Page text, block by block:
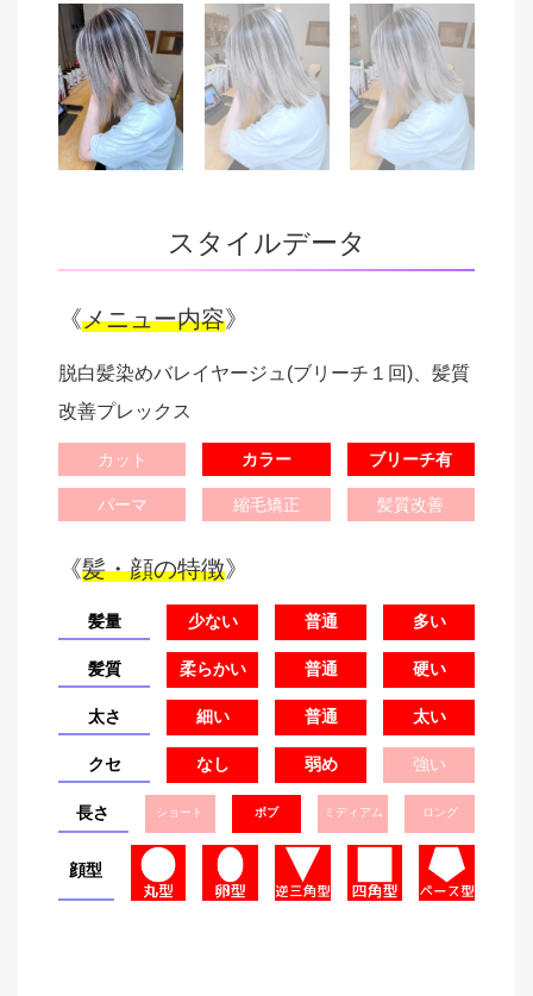
スタイルデータ
《メニュー内容》
脱白髪染めバレイヤージュ(ブリーチ１回)、髪質
改善プレックス
カット カラー ブリーチ有
パーマ 縮毛矯正 髪質改善
《髪・顔の特徴》
髪量 少ない 普通 多い
髪質 柔らかい 普通 硬い
太さ 細い 普通 太い
クセ なし 弱め 強い
長さ ショート ボブ ミディアム ロング
顔型